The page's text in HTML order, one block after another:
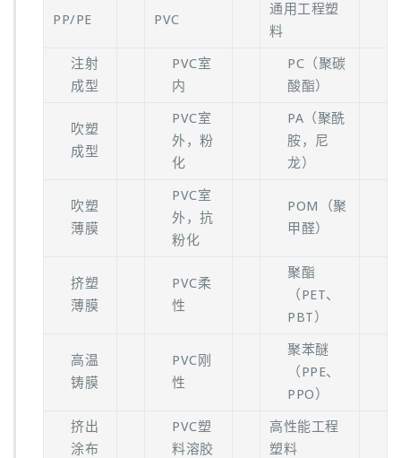
PP/PE PVC
通用工程塑
料
注射
成型
PVC室
内
PC（聚碳
酸酯）
吹塑
成型
PVC室
外，粉
化
PA（聚酰
胺，尼
龙）
吹塑
薄膜
PVC室
外，抗
粉化
POM（聚
甲醛）
挤塑
薄膜
PVC柔
性
聚酯
（PET、
PBT）
高温
铸膜
PVC刚
性
聚苯醚
（PPE、
PPO）
挤出
涂布
PVC塑
料溶胶
高性能工程
塑料